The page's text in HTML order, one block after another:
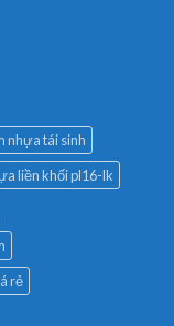
nhựa tái sinh
liền khối pl16-lk
rẻ